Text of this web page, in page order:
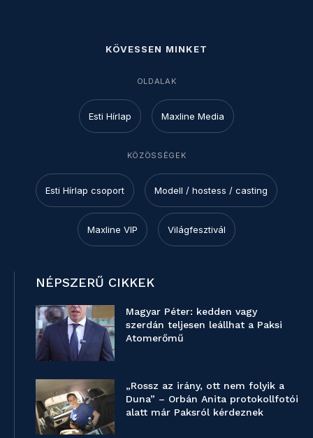
KÖVESSEN MINKET
OLDALAK
Esti Hírlap Maxline Media
KÖZÖSSÉGEK
Esti Hírlap csoport Modell / hostess / casting
Maxline VIP Világfesztivál
NÉPSZERŰ CIKKEK
Magyar Péter: kedden vagy
szerdán teljesen leállhat a Paksi
Atomerőmű
„Rossz az irány, ott nem folyik a
Duna” – Orbán Anita protokollfotói
alatt már Paksról kérdeznek